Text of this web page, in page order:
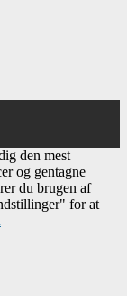
den mest
og gentagne
du brugen af
for at